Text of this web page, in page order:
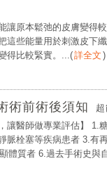
讓原本鬆弛的皮膚變得
這些能量用於刺激皮下
得比較緊實。...(詳全文 )
術前術後須知
讓醫師做專業評估】 1.
脈栓塞等疾病患者 3.有
體質者 6.過去手術史與